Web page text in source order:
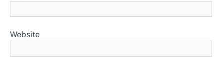
Website